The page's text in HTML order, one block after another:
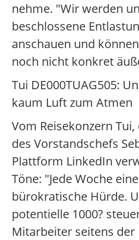
nehme. "Wir werden
beschlossene
anschauen und
noch nicht konkret
Tui DE000TUAG505:
kaum Luft zum Atmen
Vom Reisekonzern
des Vorstandschefs
Plattform LinkedIn
Töne: "Jede Woche
bürokratische Hürde.
potentielle 1000?
Mitarbeiter seitens der